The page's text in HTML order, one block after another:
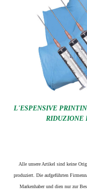
L'ESPENSIVE
RIDUZIONE
Alle unsere Artikel sind keine
produziert. Die aufgeführten
Markenhaber und dien nur zur